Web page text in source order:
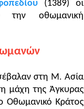
(1389) οι
την οθωμανική
στη Μ. Ασία
μάχη της Άγκυρας
Οθωμανικό Κράτος